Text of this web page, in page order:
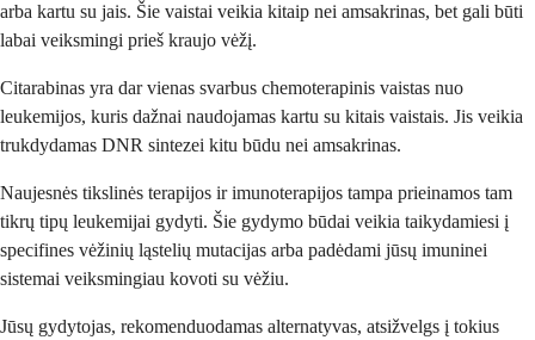
arba kartu su jais. Šie vaistai veikia kitaip nei amsakrinas, bet gali būti
labai veiksmingi prieš kraujo vėžį.
Citarabinas yra dar vienas svarbus chemoterapinis vaistas nuo
leukemijos, kuris dažnai naudojamas kartu su kitais vaistais. Jis veikia
trukdydamas DNR sintezei kitu būdu nei amsakrinas.
Naujesnės tikslinės terapijos ir imunoterapijos tampa prieinamos tam
tikrų tipų leukemijai gydyti. Šie gydymo būdai veikia taikydamiesi į
specifines vėžinių ląstelių mutacijas arba padėdami jūsų imuninei
sistemai veiksmingiau kovoti su vėžiu.
Jūsų gydytojas, rekomenduodamas alternatyvas, atsižvelgs į tokius